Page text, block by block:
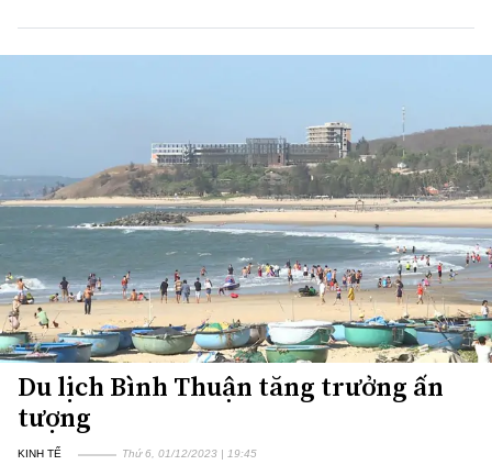
Du lịch Bình Thuận tăng trưởng ấn
tượng
KINH TẾ Thứ 6, 01/12/2023 | 19:45